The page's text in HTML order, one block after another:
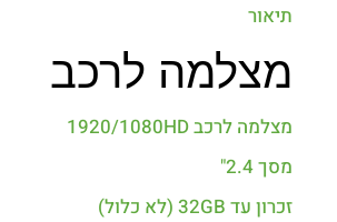
תיאור
מצלמה לרכב
מצלמה לרכב 1920/1080HD
מסך 2.4"
זכרון עד 32GB (לא כלול)